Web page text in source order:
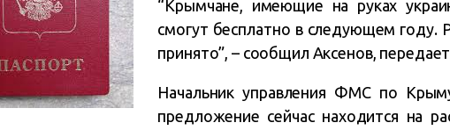
“Крымчане, имеющие на руках
смогут бесплатно в следующем
принято”, – сообщил Аксенов,
Начальник управления ФМС по
предложение сейчас находится на